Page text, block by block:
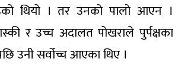
थियो । तर उनको पालो आएन ।
र उच्च अदालत पोखराले पुर्पक्षका
उनी सर्वोच्च आएका थिए ।